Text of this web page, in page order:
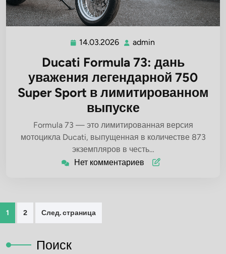
14.03.2026 14.03.2026
admin
Ducati Formula 73: дань
уважения легендарной 750
Super Sport в лимитированном
выпуске
Formula 73 — это лимитированная версия
мотоцикла Ducati, выпущенная в количестве 873
экземпляров в честь…
Нет комментариев
Пагинация
записей
1 2 След. страница
Поиск